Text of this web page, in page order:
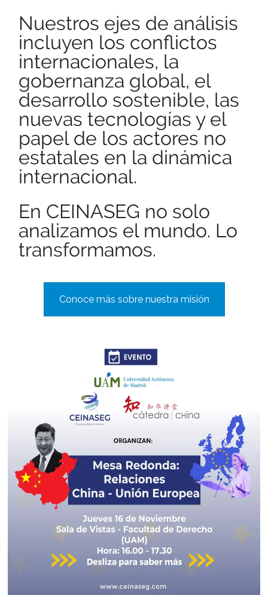
Nuestros ejes de análisis
incluyen los conflictos
internacionales, la
gobernanza global, el
desarrollo sostenible, las
nuevas tecnologías y el
papel de los actores no
estatales en la dinámica
internacional.
En CEINASEG no solo
analizamos el mundo. Lo
transformamos.
Conoce más sobre nuestra misión